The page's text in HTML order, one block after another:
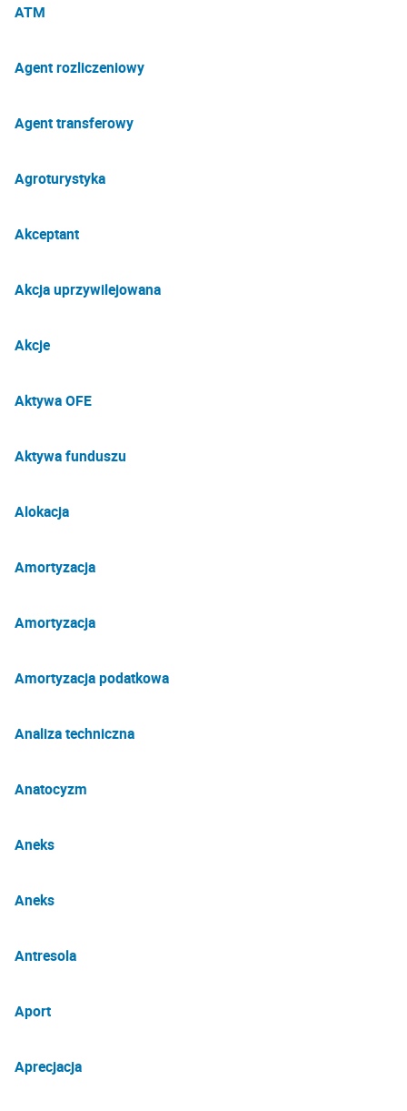
ATM
Agent rozliczeniowy
Agent transferowy
Agroturystyka
Akceptant
Akcja uprzywilejowana
Akcje
Aktywa OFE
Aktywa funduszu
Alokacja
Amortyzacja
Amortyzacja
Amortyzacja podatkowa
Analiza techniczna
Anatocyzm
Aneks
Aneks
Antresola
Aport
Aprecjacja